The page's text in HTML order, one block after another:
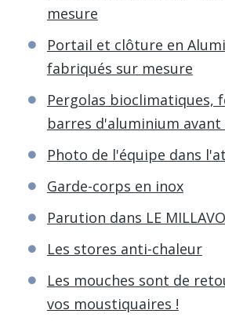
mesure
Portail et clôture en
fabriqués sur mesure
Pergolas bioclimatiques,
barres d'aluminium
Photo de l'équipe dans
Garde-corps en inox
Parution dans LE
Les stores anti-chaleur
Les mouches sont de
vos moustiquaires !